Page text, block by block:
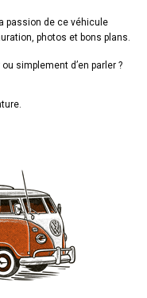
passion de ce véhicule
photos et bons plans.
simplement d’en parler ?